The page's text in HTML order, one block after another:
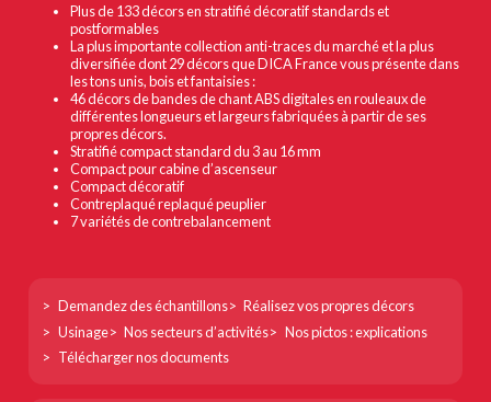
Plus de 133 décors en stratifié décoratif standards et
postformables
La plus importante collection anti-traces du marché et la plus
diversifiée dont 29 décors que DICA France vous présente dans
les tons unis, bois et fantaisies :
46 décors de bandes de chant ABS digitales en rouleaux de
différentes longueurs et largeurs fabriquées à partir de ses
propres décors.
Stratifié compact standard du 3 au 16 mm
Compact pour cabine d’ascenseur
Compact décoratif
Contreplaqué replaqué peuplier
7 variétés de contrebalancement
Footer
col
Demandez des échantillons
Réalisez vos propres décors
Usinage
Nos secteurs d’activités
Nos pictos : explications
Télécharger nos documents